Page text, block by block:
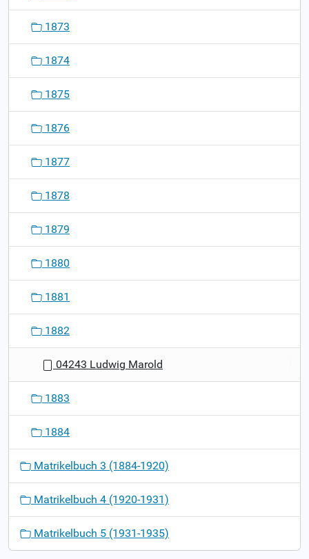
1873
1874
1875
1876
1877
1878
1879
1880
1881
1882
04243 Ludwig Marold
1883
1884
Matrikelbuch 3 (1884-1920)
Matrikelbuch 4 (1920-1931)
Matrikelbuch 5 (1931-1935)